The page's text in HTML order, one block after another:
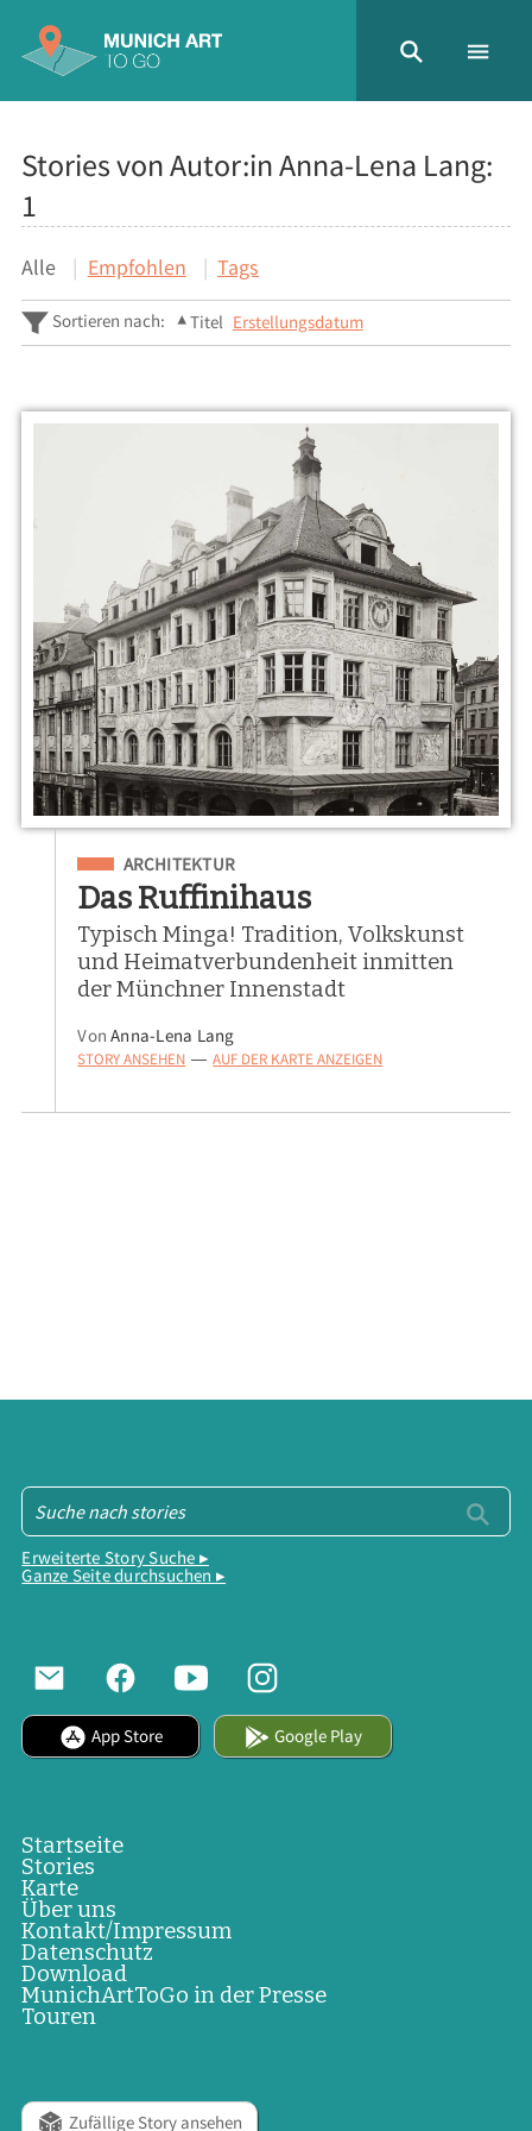
Stories von Autor:in Anna-Lena Lang:
1
Alle Empfohlen Tags
Sortieren nach: Titel Erstellungsdatum
Eingeordnet unter
ARCHITEKTUR
Das Ruffinihaus
Typisch Minga! Tradition, Volkskunst
und Heimatverbundenheit inmitten
der Münchner Innenstadt
VonAnna-Lena Lang
STORY ANSEHEN — AUF DER KARTE ANZEIGEN
Erweiterte Story Suche ▸
Ganze Seite durchsuchen ▸
App Store Google Play
Startseite
Stories
Karte
Über uns
Kontakt/Impressum
Datenschutz
Download
MunichArtToGo in der Presse
Touren
Zufällige Story ansehen